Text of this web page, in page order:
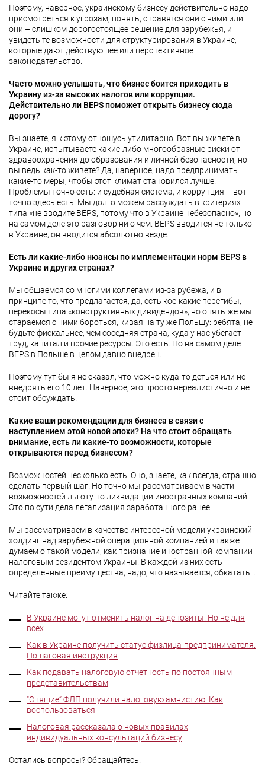
Поэтому, наверное, украинскому бизнесу действительно надо
присмотреться к угрозам, понять, справятся они с ними или
они – слишком дорогостоящее решение для зарубежья, и
увидеть те возможности для структурирования в Украине,
которые дают действующее или перспективное
законодательство.
Часто можно услышать, что бизнес боится приходить в
Украину из-за высоких налогов или коррупции.
Действительно ли BEPS поможет открыть бизнесу сюда
дорогу?
Вы знаете, я к этому отношусь утилитарно. Вот вы живете в
Украине, испытываете какие-либо многообразные риски от
здравоохранения до образования и личной безопасности, но
вы ведь как-то живете? Да, наверное, надо предпринимать
какие-то меры, чтобы этот климат становился лучше.
Проблемы точно есть: и судебная система, и коррупция – вот
точно здесь есть. Мы долго можем рассуждать в критериях
типа «не вводите BEPS, потому что в Украине небезопасно», но
на самом деле это разговор ни о чем. BEPS вводится не только
в Украине, он вводится абсолютно везде.
Есть ли какие-либо нюансы по имплементации норм BEPS в
Украине и других странах?
Мы общаемся со многими коллегами из-за рубежа, и в
принципе то, что предлагается, да, есть кое-какие перегибы,
перекосы типа «конструктивных дивидендов», но опять же мы
стараемся с ними бороться, кивая на ту же Польшу: ребята, не
будьте фискальнее, чем соседняя страна, куда у нас убегает
труд, капитал и прочие ресурсы. Это есть. Но на самом деле
BEPS в Польше в целом давно внедрен.
Поэтому тут бы я не сказал, что можно куда-то деться или не
внедрять его 10 лет. Наверное, это просто нереалистично и не
стоит обсуждать.
Какие ваши рекомендации для бизнеса в связи с
наступлением этой новой эпохи? На что стоит обращать
внимание, есть ли какие-то возможности, которые
открываются перед бизнесом?
Возможностей несколько есть. Оно, знаете, как всегда, страшно
сделать первый шаг. Но точно мы рассматриваем в части
возможностей льготу по ликвидации иностранных компаний.
Это по сути дела легализация заработанного ранее.
Мы рассматриваем в качестве интересной модели украинский
холдинг над зарубежной операционной компанией и также
думаем о такой модели, как признание иностранной компании
налоговым резидентом Украины. В каждой из них есть
определенные преимущества, надо, что называется, обкатать…
Читайте также:
В Украине могут отменить налог на депозиты. Но не для
всех
Как в Украине получить статус физлица-предпринимателя.
Пошаговая инструкция
Как подавать налоговую отчетность по постоянным
представительствам
“Спящие” ФЛП получили налоговую амнистию. Как
воспользоваться
Налоговая рассказала о новых правилах
индивидуальных консультаций бизнесу
Остались вопросы? Обращайтесь!